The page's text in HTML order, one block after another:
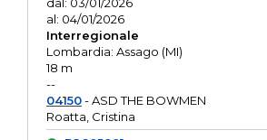
al: 04/01/2026
Interregionale
Lombardia: Assago (MI)
18 m
--
04150- ASD THE BOWMEN
Roatta, Cristina